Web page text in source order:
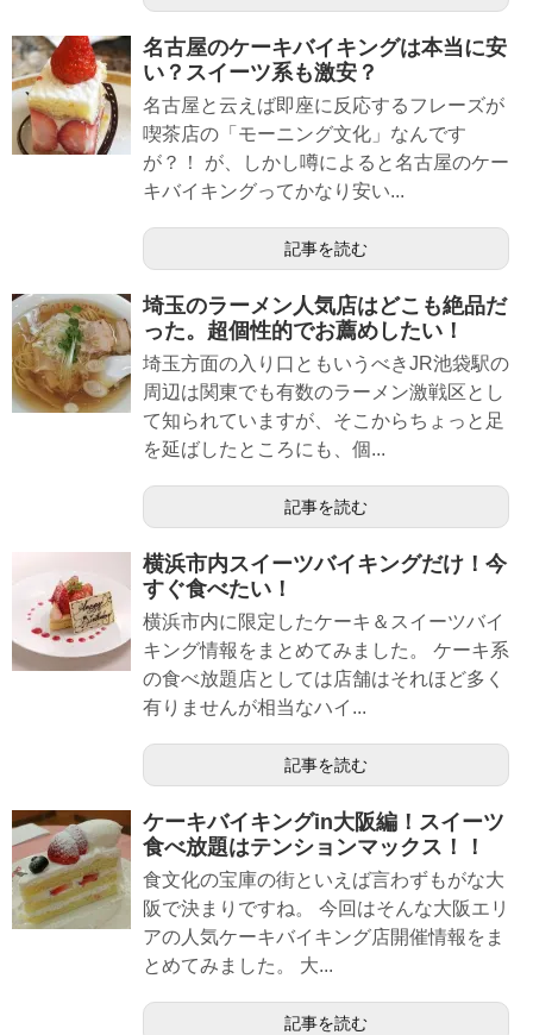
名古屋のケーキバイキングは本当に安
い？スイーツ系も激安？
名古屋と云えば即座に反応するフレーズが
喫茶店の「モーニング文化」なんです
が？！ が、しかし噂によると名古屋のケー
キバイキングってかなり安い...
記事を読む
埼玉のラーメン人気店はどこも絶品だ
った。超個性的でお薦めしたい！
埼玉方面の入り口ともいうべきJR池袋駅の
周辺は関東でも有数のラーメン激戦区とし
て知られていますが、そこからちょっと足
を延ばしたところにも、個...
記事を読む
横浜市内スイーツバイキングだけ！今
すぐ食べたい！
横浜市内に限定したケーキ＆スイーツバイ
キング情報をまとめてみました。 ケーキ系
の食べ放題店としては店舗はそれほど多く
有りませんが相当なハイ...
記事を読む
ケーキバイキングin大阪編！スイーツ
食べ放題はテンションマックス！！
食文化の宝庫の街といえば言わずもがな大
阪で決まりですね。 今回はそんな大阪エリ
アの人気ケーキバイキング店開催情報をま
とめてみました。 大...
記事を読む